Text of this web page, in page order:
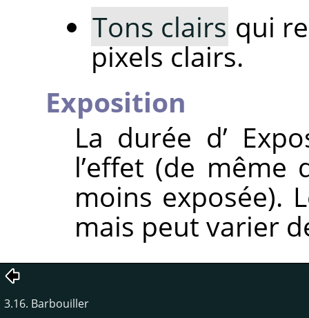
Tons clairs qui
pixels clairs.
Exposition
La durée d’
l’effet (de même
moins exposée).
mais peut varier
3.16. Barbouiller